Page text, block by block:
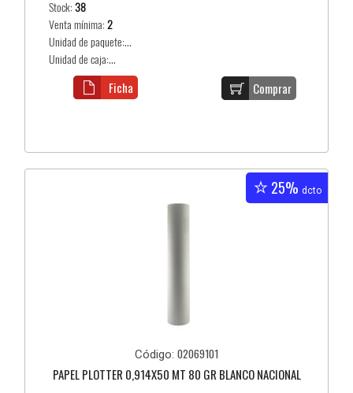
Stock:38
Venta mínima:2
Unidad de paquete:...
Unidad de caja:...
Comprar
Ficha
25% dcto
Código: 02069101
PAPEL PLOTTER 0,914X50 MT 80 GR BLANCO NACIONAL